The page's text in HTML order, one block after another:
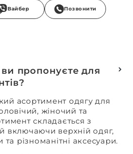
Вайбер Позвонити
пропонуєте для
асортимент одягу для
жіночий та
складається з
включаючи верхній одяг,
різноманітні аксесуари.